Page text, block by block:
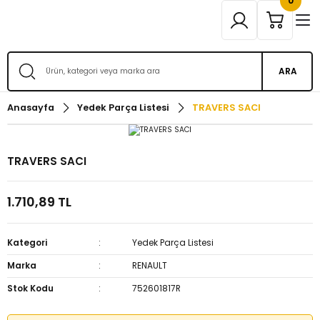
ARA
Anasayfa Yedek Parça Listesi TRAVERS SACI
TRAVERS SACI
1.710,89 TL
Kategori
Yedek Parça Listesi
Marka
RENAULT
Stok Kodu
752601817R